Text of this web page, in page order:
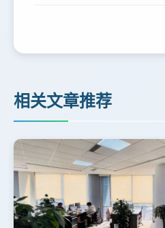
相关文章推荐